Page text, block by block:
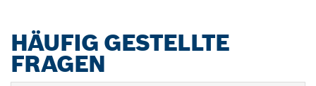
HÄUFIG GESTELLTE
FRAGEN